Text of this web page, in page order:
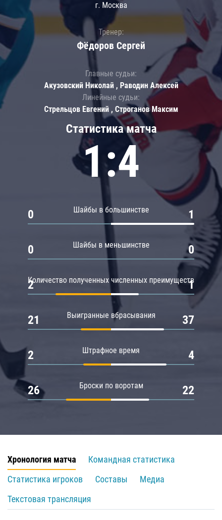
Статистика матча
1:4
Шайбы в большинстве
0 1
Шайбы в меньшинстве
0 0
Количество полученных численных преимуществ
2 1
Выигранные вбрасывания
21 37
Штрафное время
2 4
Броски по воротам
26 22
г. Москва
Тренер:
Фёдоров Сергей
Главные судьи:
Акузовский Николай , Раводин Алексей
Линейные судьи:
Стрельцов Евгений , Строганов Максим
Хронология матча
Командная статистика
Статистика игроков
Составы
Медиа
Текстовая трансляция